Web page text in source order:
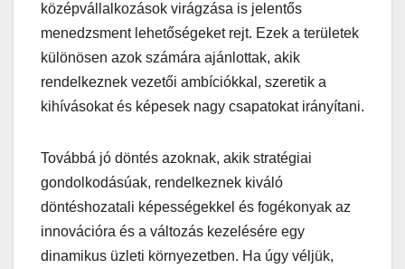
középvállalkozások virágzása is jelentős
menedzsment lehetőségeket rejt. Ezek a területek
különösen azok számára ajánlottak, akik
rendelkeznek vezetői ambíciókkal, szeretik a
kihívásokat és képesek nagy csapatokat irányítani.
Továbbá jó döntés azoknak, akik stratégiai
gondolkodásúak, rendelkeznek kiváló
döntéshozatali képességekkel és fogékonyak az
innovációra és a változás kezelésére egy
dinamikus üzleti környezetben. Ha úgy véljük,